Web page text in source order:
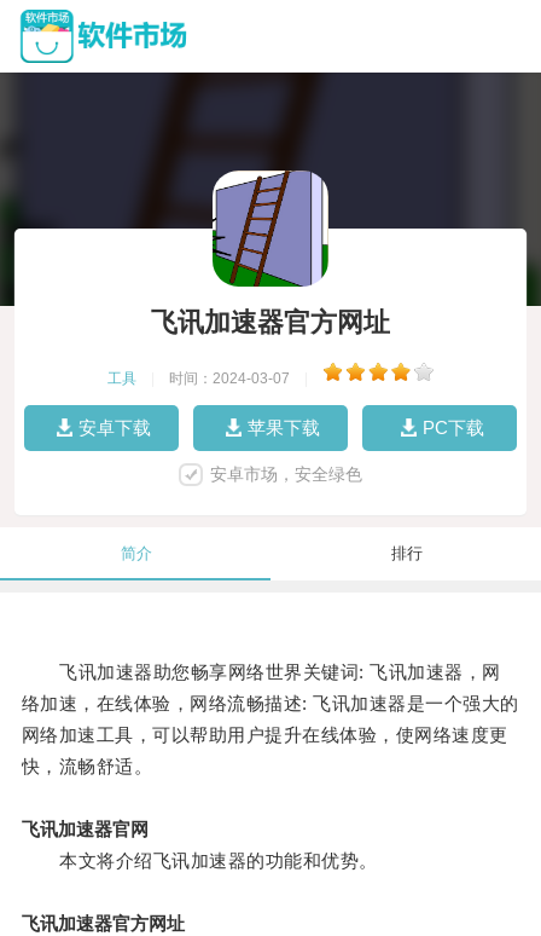
飞讯加速器官方网址
工具 时间：2024-03-07
安卓下载 苹果下载 PC下载
安卓市场，安全绿色
简介 排行
飞讯加速器助您畅享网络世界关键词: 飞讯加速器，网
络加速，在线体验，网络流畅描述: 飞讯加速器是一个强大的
网络加速工具，可以帮助用户提升在线体验，使网络速度更
快，流畅舒适。
飞讯加速器官网
本文将介绍飞讯加速器的功能和优势。
飞讯加速器官方网址